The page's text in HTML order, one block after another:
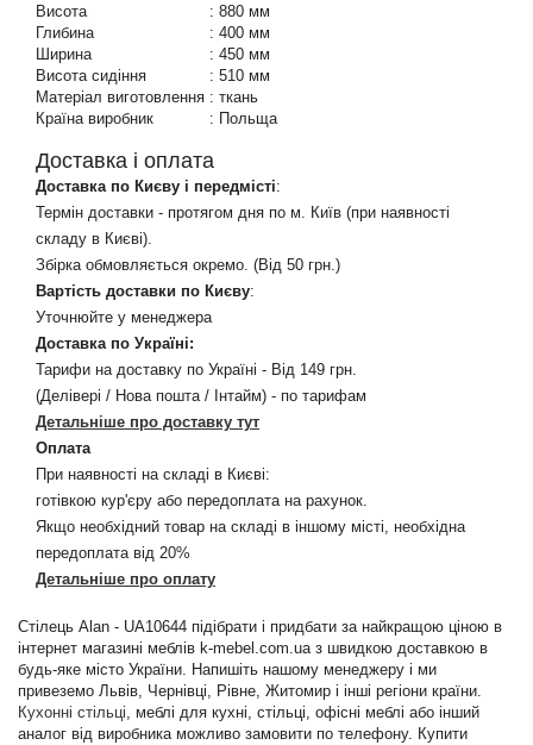
Висота
: 880 мм
Глибина
: 400 мм
Ширина
: 450 мм
Висота сидіння
: 510 мм
Матеріал виготовлення : ткань
Країна виробник
: Польща
Доставка і оплата
Доставка по Києву і передмісті:
Термін доставки - протягом дня по м. Київ (при наявності
складу в Києві).
Збірка обмовляється окремо. (Від 50 грн.)
Вартість доставки по Києву:
Уточнюйте у менеджера
Доставка по Україні:
Тарифи на доставку по Україні - Від 149 грн.
(Делівері / Нова пошта / Інтайм) - по тарифам
Детальніше про доставку тут
Оплата
При наявності на складі в Києві:
готівкою кур'єру або передоплата на рахунок.
Якщо необхідний товар на складі в іншому місті, необхідна
передоплата від 20%
Детальніше про оплату
Стілець Alan - UA10644 підібрати і придбати за найкращою ціною в
інтернет магазині меблів k-mebel.com.ua з швидкою доставкою в
будь-яке місто України. Напишіть нашому менеджеру і ми
привеземо Львів, Чернівці, Рівне, Житомир і інші регіони країни.
Кухонні стільці, меблі для кухні, стільці, офісні меблі або інший
аналог від виробника можливо замовити по телефону. Купити